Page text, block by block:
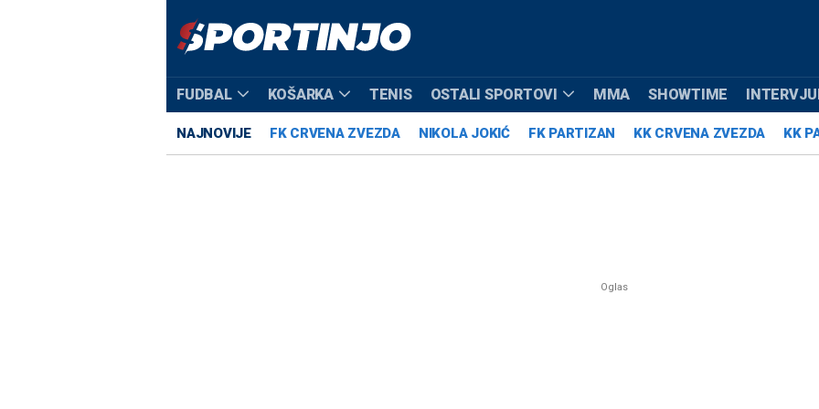
FUDBAL KOŠARKA TENIS OSTALI SPORTOVI MMA SHOWTIME
NAJNOVIJE FK CRVENA ZVEZDA NIKOLA JOKIĆ FK PARTIZAN KK CRVENA ZVEZDA KK